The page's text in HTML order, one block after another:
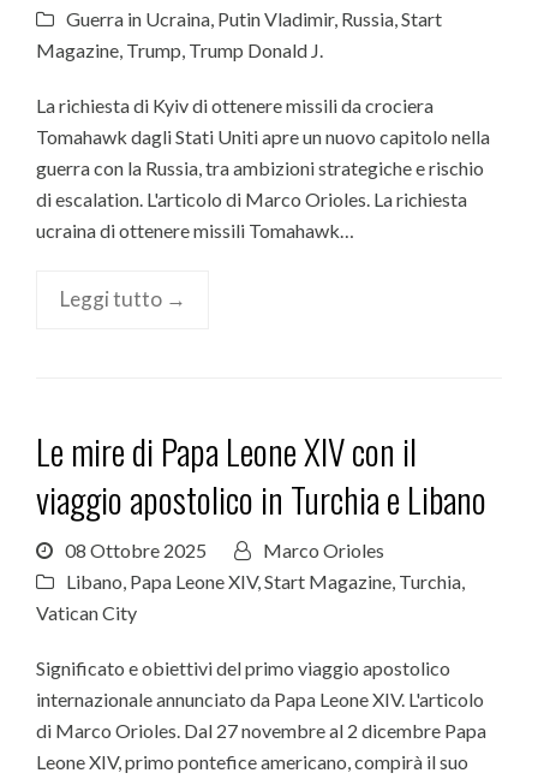
Guerra in Ucraina, Putin Vladimir, Russia,Start
Magazine, Trump, Trump Donald J.
La richiesta di Kyiv di ottenere missili da crociera
Tomahawk dagli Stati Uniti apre un nuovo capitolo nella
guerra con la Russia, tra ambizioni strategiche e rischio
di escalation. L'articolo di Marco Orioles. La richiesta
ucraina di ottenere missili Tomahawk…
Leggi tutto →
Le mire di Papa Leone XIV con il
viaggio apostolico in Turchia e Libano
08 Ottobre 2025
Marco Orioles
Libano Papa Leone XIV, Start Magazine Turchia
Vatican City
Significato e obiettivi del primo viaggio apostolico
internazionale annunciato da Papa Leone XIV. L'articolo
di Marco Orioles. Dal 27 novembre al 2 dicembre Papa
Leone XIV, primo pontefice americano, compirà il suo